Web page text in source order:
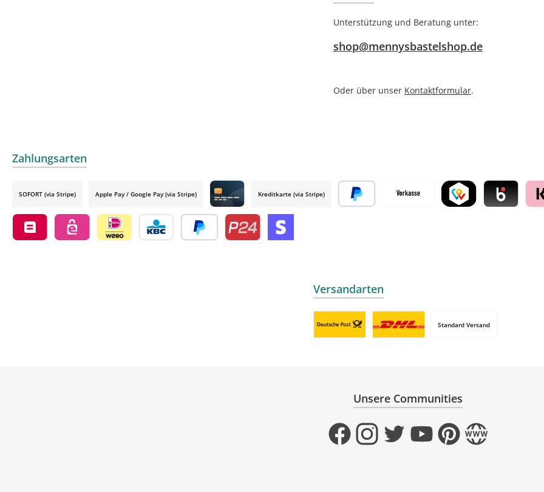
Unterstützung und Beratung unter:
shop@mennysbastelshop.de
Oder über unser Kontaktformular.
Zahlungsarten
SOFORT (via Stripe) Apple Pay / Google Pay (via Stripe)
Credit card by mollie
Kreditkarte (via Stripe)
Versandarten
Standard Versand
Unsere Communities
FacebookInstagramTwitterYouTubePinterestWebsite